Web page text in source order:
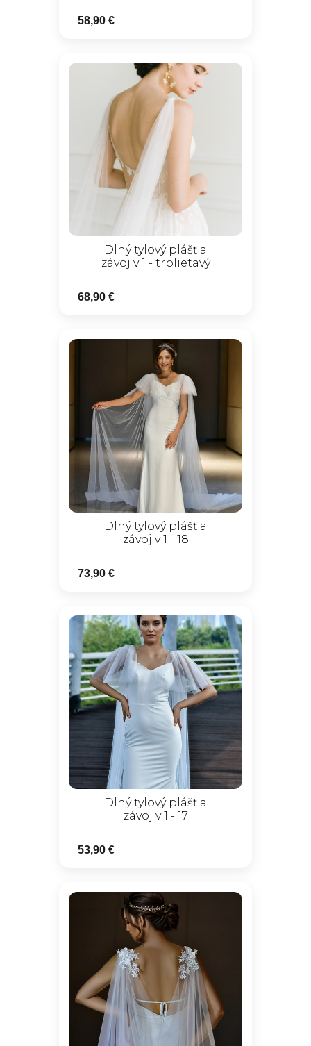
58,90 €
Dlhý tylový plášť a
závoj v 1 - trblietavý
68,90 €
Dlhý tylový plášť a
závoj v 1 - 18
73,90 €
Dlhý tylový plášť a
závoj v 1 - 17
53,90 €